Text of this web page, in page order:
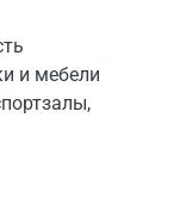
и мебели